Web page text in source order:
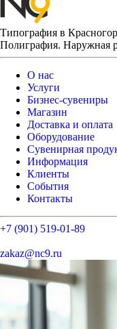
Типография в
Полиграфия. Наружная
О нас
Услуги
Бизнес-сувениры
Магазин
Доставка и оплата
Оборудование
Сувенирная
Информация
Клиенты
События
Контакты
+7 (901) 519-01-89
zakaz@nc9.ru